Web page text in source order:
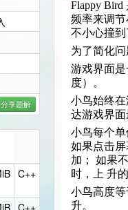
分享题解
C++
C++
Flappy
频率来调
不小心撞
为了简化
游戏界面
度）。
小鸟始终
达游戏界
小鸟每个
如果点击
加； 如果
时，上 升
小鸟高度
升。